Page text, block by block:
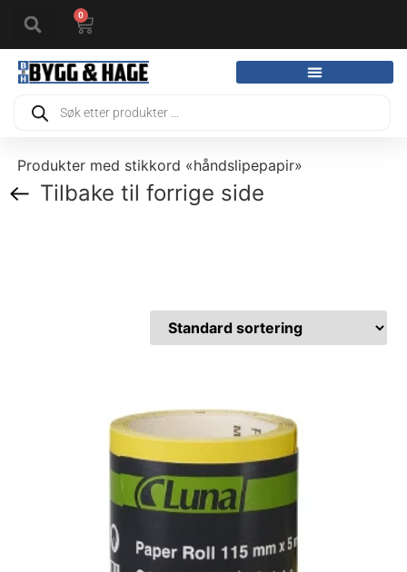
0
Produkter med stikkord «håndslipepapir»
Tilbake til forrige side